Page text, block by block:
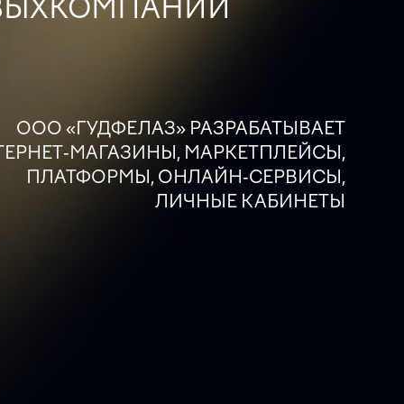
КОМПАНИЙ
ООО «ГУДФЕЛАЗ» РАЗРАБАТЫВАЕТ
МАГАЗИНЫ, МАРКЕТПЛЕЙСЫ,
ПЛАТФОРМЫ, ОНЛАЙН-СЕРВИСЫ,
ЛИЧНЫЕ КАБИНЕТЫ